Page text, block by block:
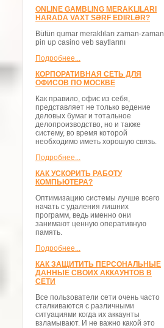
ONLINE GAMBLING MERAKLILARI
HARADA VAXT SƏRF EDIRLƏR?
Bütün qumar meraklıları zaman-zaman
pin up casino veb saytlarını
Подробнее...
КОРПОРАТИВНАЯ СЕТЬ ДЛЯ
ОФИСОВ ПО МОСКВЕ
Как правило, офис из себя,
представляет не только ведение
деловых бумаг и тотальное
делопроизводство, но и также
систему, во время которой
необходимо иметь хорошую связь.
Подробнее...
КАК УСКОРИТЬ РАБОТУ
КОМПЬЮТЕРА?
Оптимизацию системы лучше всего
начать с удаления лишних
программ, ведь именно они
занимают ценную оперативную
память.
Подробнее...
КАК ЗАЩИТИТЬ ПЕРСОНАЛЬНЫЕ
ДАННЫЕ СВОИХ АККАУНТОВ В
СЕТИ
Все пользователи сети очень часто
сталкиваются с различными
ситуациями когда их аккаунты
взламывают. И не важно какой это